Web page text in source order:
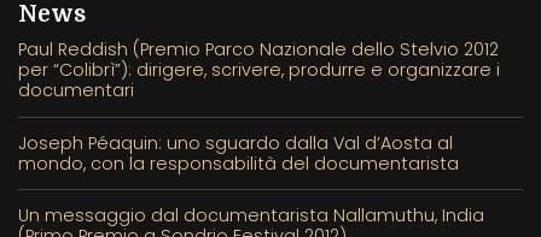
News
Paul Reddish (Premio Parco Nazionale dello Stelvio 2012
per “Colibrì”): dirigere, scrivere, produrre e organizzare i
documentari
Joseph Péaquin: uno sguardo dalla Val d’Aosta al
mondo, con la responsabilità del documentarista
Un messaggio dal documentarista Nallamuthu, India